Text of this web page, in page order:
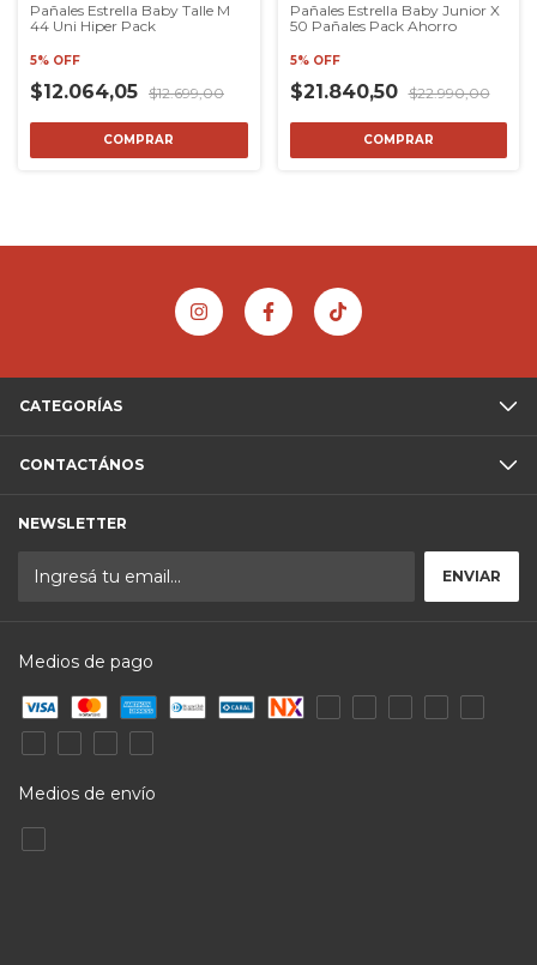
Pañales Estrella Baby Talle M
44 Uni Hiper Pack
5% OFF
$12.064,05 $12.699,00
COMPRAR
Pañales Estrella Baby Junior X
50 Pañales Pack Ahorro
5% OFF
$21.840,50 $22.990,00
COMPRAR
CATEGORÍAS
CONTACTÁNOS
NEWSLETTER
Medios de pago
Medios de envío